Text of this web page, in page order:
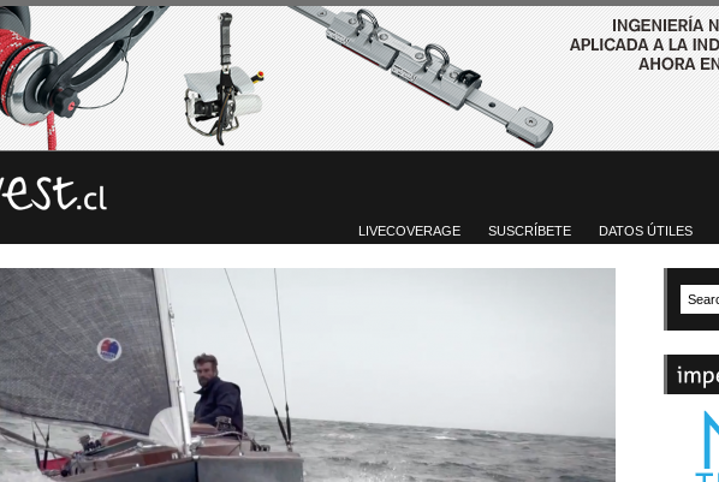
LIVECOVERAGE SUSCRÍBETE DATOS ÚTILES